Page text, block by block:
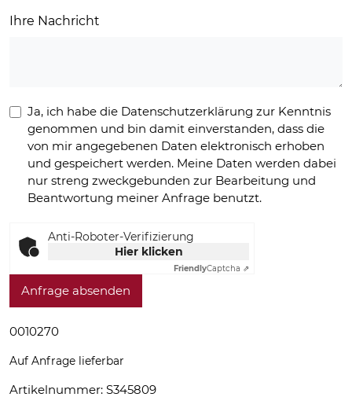
Ihre Nachricht
Ja, ich habe die Datenschutzerklärung zur Kenntnis
genommen und bin damit einverstanden, dass die
von mir angegebenen Daten elektronisch erhoben
und gespeichert werden. Meine Daten werden dabei
nur streng zweckgebunden zur Bearbeitung und
Beantwortung meiner Anfrage benutzt.
Anti-Roboter-Verifizierung
Hier klicken
FriendlyCaptcha ⇗
Anfrage absenden
0010270
Auf Anfrage lieferbar
Artikelnummer: S345809